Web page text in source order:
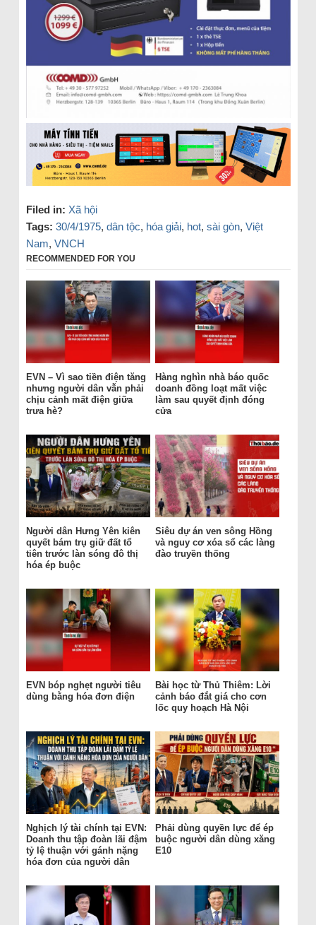
Filed in: Xã hội
Tags: 30/4/1975, dân tộc, hóa giải, hot, sài gòn, Việt
Nam, VNCH
RECOMMENDED FOR YOU
EVN – Vì sao tiền điện tăng
nhưng người dân vẫn phải
chịu cảnh mất điện giữa
trưa hè?
Hàng nghìn nhà báo quốc
doanh đồng loạt mất việc
làm sau quyết định đóng
cửa
Người dân Hưng Yên kiên
quyết bám trụ giữ đất tổ
tiên trước làn sóng đô thị
hóa ép buộc
Siêu dự án ven sông Hồng
và nguy cơ xóa sổ các làng
đào truyền thống
EVN bóp nghẹt người tiêu
dùng bằng hóa đơn điện
Bài học từ Thủ Thiêm: Lời
cảnh báo đắt giá cho cơn
lốc quy hoạch Hà Nội
Nghịch lý tài chính tại EVN:
Doanh thu tập đoàn lãi đậm
tỷ lệ thuận với gánh nặng
hóa đơn của người dân
Phải dùng quyền lực để ép
buộc người dân dùng xăng
E10